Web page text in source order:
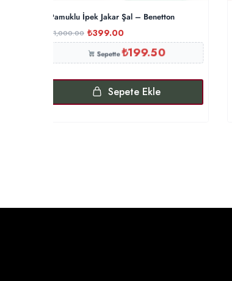
Pamuklu İpek Jakar Şal – Benetton
1,000.00 ₺399.00
Sepette₺199.50
Sepete Ekle